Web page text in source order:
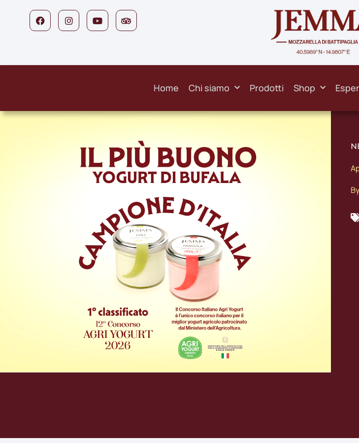
Home Chi siamo Prodotti Shop
By